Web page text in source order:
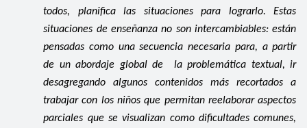
todos, planifica las situaciones para lograrlo. Estas
situaciones de enseñanza no son intercambiables: están
pensadas como una secuencia necesaria para, a partir
de un abordaje global de la problemática textual, ir
desagregando algunos contenidos más recortados a
trabajar con los niños que permitan reelaborar aspectos
parciales que se visualizan como dificultades comunes,